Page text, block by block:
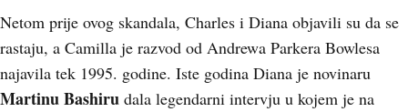
Netom prije ovog skandala, Charles i Diana objavili su da se
rastaju, a Camilla je razvod od Andrewa Parkera Bowlesa
najavila tek 1995. godine. Iste godina Diana je novinaru
Martinu Bashiru dala legendarni intervju u kojem je na